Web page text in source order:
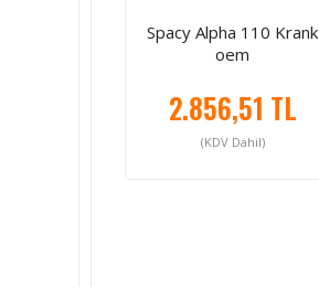
Spacy Alpha 110 Krank
oem
2.856,51 TL
(KDV Dahil)